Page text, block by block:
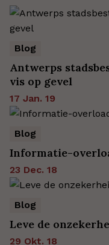
Blog
Antwerps
vis op gevel
17 Jan. 19
Blog
Informatie-
23 Dec. 18
Blog
Leve de
29 Okt. 18